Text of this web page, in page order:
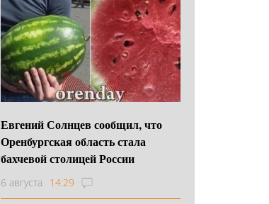
Евгений Солнцев сообщил, что
Оренбургская область стала
бахчевой столицей России
6 августа 14:29